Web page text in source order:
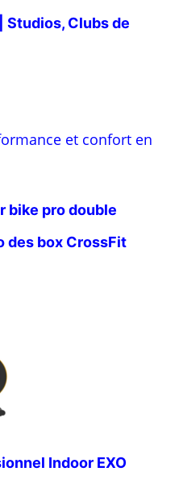
Studios, Clubs de
bike pro double
des box CrossFit
Indoor EXO